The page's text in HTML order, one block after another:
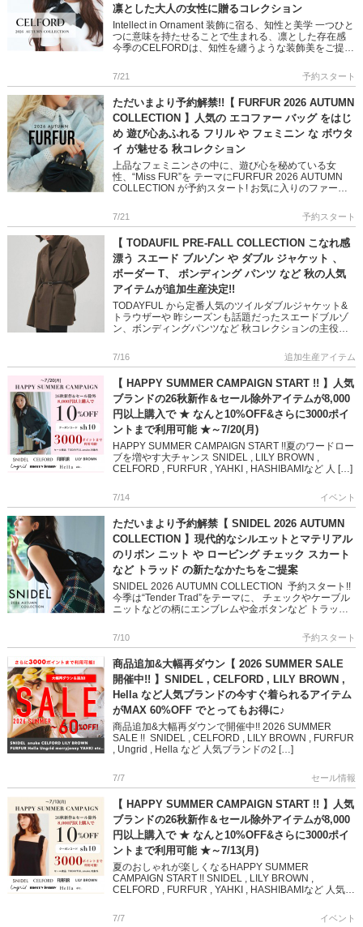
凛とした大人の女性に贈るコレクション
Intellect in Ornament 装飾に宿る、知性と美学 一つひと
つに意味を持たせることで生まれる、凛とした存在感
今季のCELFORDは、知性を纏うような装飾美をご提案
7/21 予約スタート
ただいまより予約解禁!!【 FURFUR 2026 AUTUMN
COLLECTION 】人気の エコファー バッグ をはじ
め 遊び心あふれる フリル や フェミニン な ボウタ
イ が魅せる 秋コレクション
上品なフェミニンさの中に、遊び心を秘めている女
性、“Miss FUR”を テーマにFURFUR 2026 AUTUMN
COLLECTION が予約スタート! お気に入りのファー、
7/21 予約スタート
【 TODAUFIL PRE-FALL COLLECTION こなれ感
漂う スエード ブルゾン や ダブル ジャケット 、
ボーダー T、 ボンディング パンツ など 秋の人気
アイテムが追加生産決定!!
TODAYFUL から定番人気のツイルダブルジャケット&
トラウザーや 昨シーズンも話題だったスエードブルゾ
ン、ボンディングパンツなど 秋コレクションの主役ア
活躍 […]
7/16 追加生産アイテム
【 HAPPY SUMMER CAMPAIGN START !! 】人気
ブランドの26秋新作＆セール除外アイテムが8,000
円以上購入で ★ なんと10%OFF&さらに3000ポイ
ントまで利用可能 ★～7/20(月)
HAPPY SUMMER CAMPAIGN START !!夏のワードロー
ブを増やす大チャンス SNIDEL , LILY BROWN ,
CELFORD , FURFUR , YAHKI , HASHIBAMIなど 人 […]
7/14 イベント
ただいまより予約解禁【 SNIDEL 2026 AUTUMN
COLLECTION 】現代的なシルエットとマテリアル
のリボン ニット や ロービング チェック スカート
など トラッド の新たなかたちをご提案
SNIDEL 2026 AUTUMN COLLECTION 予約スタート!!
今季は“Tender Trad”をテーマに、 チェックやケーブル
ニットなどの柄にエンブレムや金ボタンなど トラッド
7/10 予約スタート
商品追加&大幅再ダウン【 2026 SUMMER SALE
開催中!! 】SNIDEL , CELFORD , LILY BROWN ,
Hella など人気ブランドの今すぐ着られるアイテム
がMAX 60%OFF でとってもお得に♪
商品追加&大幅再ダウンで開催中!! 2026 SUMMER
SALE !! SNIDEL , CELFORD , LILY BROWN , FURFUR
, Ungrid , Hella など 人気ブランドの2 […]
7/7 セール情報
【 HAPPY SUMMER CAMPAIGN START !! 】人気
ブランドの26秋新作＆セール除外アイテムが8,000
円以上購入で ★ なんと10%OFF&さらに3000ポイ
ントまで利用可能 ★～7/13(月)
夏のおしゃれが楽しくなるHAPPY SUMMER
CAMPAIGN START !! SNIDEL , LILY BROWN ,
CELFORD , FURFUR , YAHKI , HASHIBAMIなど 人気ブ
7/7 イベント